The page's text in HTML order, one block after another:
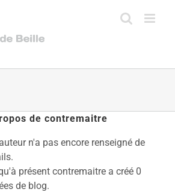
de contremaitre
n'a pas encore renseigné de
présent contremaitre a créé 0
de blog.